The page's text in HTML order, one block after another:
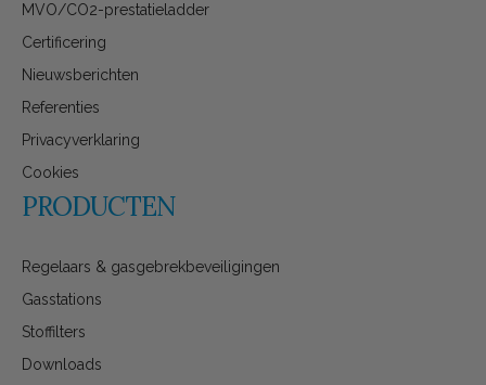
MVO/CO2-prestatieladder
Certificering
Nieuwsberichten
Referenties
Privacyverklaring
Cookies
PRODUCTEN
Regelaars & gasgebrekbeveiligingen
Gasstations
Stoffilters
Downloads